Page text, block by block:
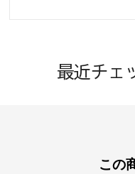
最近チェ
この